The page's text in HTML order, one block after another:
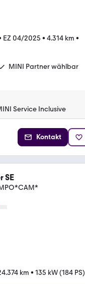
EZ 04/2025 • 4.314 km •
MINI Partner wählbar
Service Inclusive
Kontakt
SE
km • 135 kW (184 PS)